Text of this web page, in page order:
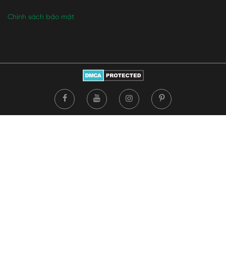
Chính sách bảo mật